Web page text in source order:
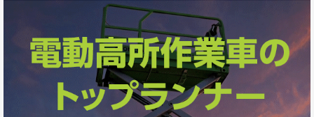
o
o
k
d
n